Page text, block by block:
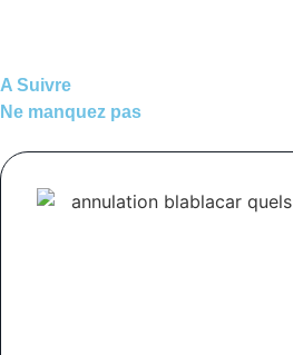
A Suivre
Ne manquez pas